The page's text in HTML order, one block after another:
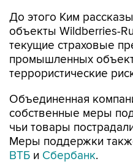
До этого Ким
объекты Wildberries-
текущие страховые
промышленных
террористические
Объединенная
собственные меры
чьи товары
Меры поддержки
ВТБ и Сбербанк.